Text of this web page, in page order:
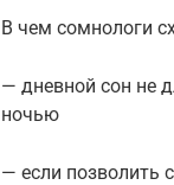
В чем сомнологи
— дневной сон не
ночью
— если позволить